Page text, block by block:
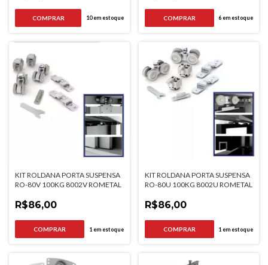
10em estoque 6em estoque
KIT ROLDANA PORTA SUSPENSA
RO-80V 100KG 8002V ROMETAL
R$86,00
1 em estoque
KIT ROLDANA PORTA SUSPENSA
RO-80U 100KG 8002U ROMETAL
R$86,00
1 em estoque